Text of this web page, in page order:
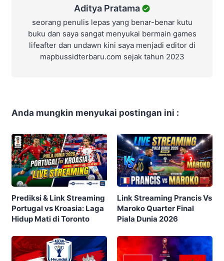
Aditya Pratama
seorang penulis lepas yang benar-benar kutu
buku dan saya sangat menyukai bermain games
lifeafter dan undawn kini saya menjadi editor di
mapbussidterbaru.com sejak tahun 2023
Anda mungkin menyukai postingan ini :
Prediksi & Link Streaming
Portugal vs Kroasia: Laga
Hidup Mati di Toronto
Link Streaming Prancis Vs
Maroko Quarter Final
Piala Dunia 2026